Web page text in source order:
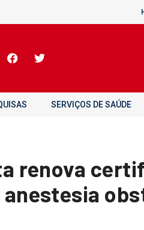
SERVIÇOS DE SAÚDE
renova